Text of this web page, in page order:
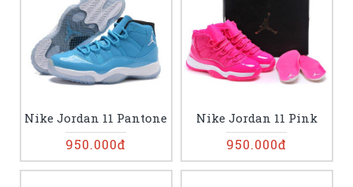
Nike Jordan 11 Pantone
950.000đ
Nike Jordan 11 Pink
950.000đ